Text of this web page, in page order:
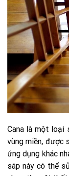
Cana là một
vùng miền, được
ứng dụng khác
sáp này có thể